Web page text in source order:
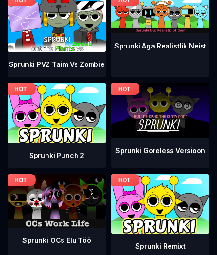
Sprunki PVZ Taim Vs Zombie
Sprunki Aga Realistlik Neist
Sprunki Punch 2
Sprunki Goreless Versioon
Sprunki OCs Elu Töö
Sprunki Remixt